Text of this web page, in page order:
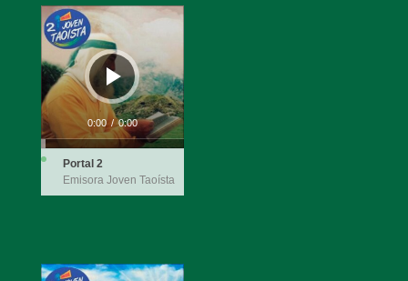
Reproductor
de
audio
0:00 / 0:00
Portal 2
Emisora Joven Taoísta
Reproductor